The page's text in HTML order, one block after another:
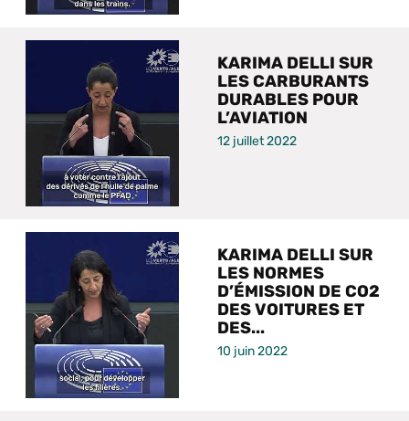
KARIMA DELLI SUR
LES CARBURANTS
DURABLES POUR
L’AVIATION
12 juillet 2022
KARIMA DELLI SUR
LES NORMES
D’ÉMISSION DE CO2
DES VOITURES ET
DES...
10 juin 2022